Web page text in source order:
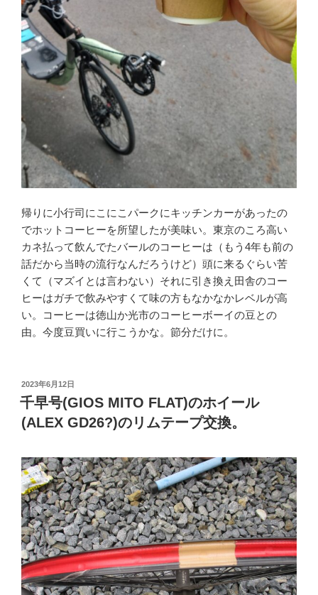
帰りに小行司にこにこパークにキッチンカーがあったの
でホットコーヒーを所望したが美味い。東京のころ高い
カネ払って飲んでたバールのコーヒーは（もう4年も前の
話だから当時の流行なんだろうけど）頭に来るぐらい苦
くて（マズイとは言わない）それに引き換え田舎のコー
ヒーはガチで飲みやすくて味の方もなかなかレベルが高
い。コーヒーは徳山か光市のコーヒーボーイの豆との
由。今度豆買いに行こうかな。節分だけに。
投
稿
日:
2023年6月12日
千早号(GIOS MITO FLAT)のホイール
(ALEX GD26?)のリムテープ交換。